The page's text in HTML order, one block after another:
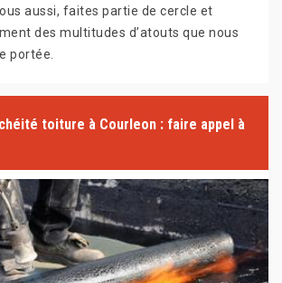
aussi, faites partie de cercle et
des multitudes d’atouts que nous
portée.
toiture à Courleon : faire appel à